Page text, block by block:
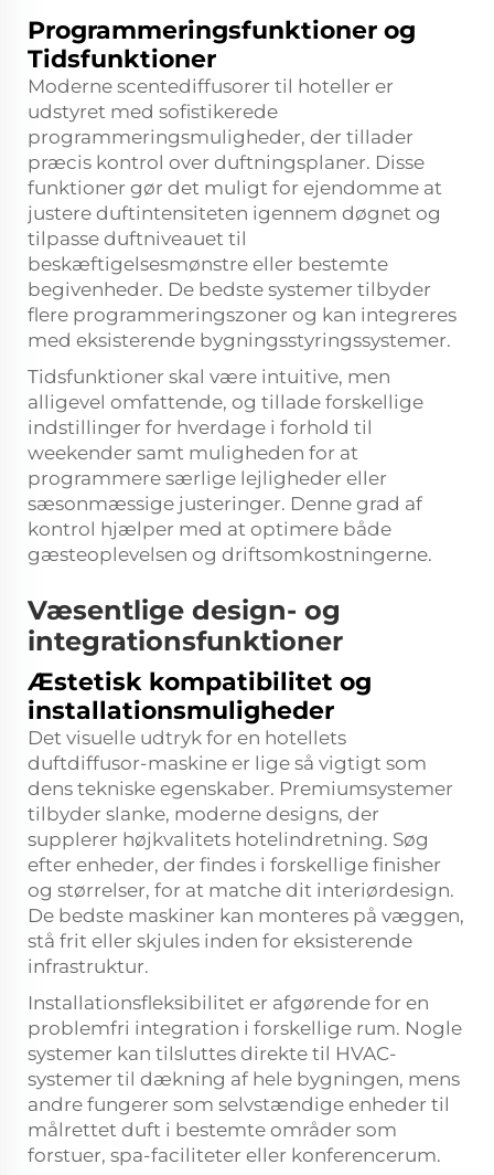
Programmeringsfunktioner og
Tidsfunktioner
Moderne scentediffusorer til hoteller er
udstyret med sofistikerede
programmeringsmuligheder, der tillader
præcis kontrol over duftningsplaner. Disse
funktioner gør det muligt for ejendomme at
justere duftintensiteten igennem døgnet og
tilpasse duftniveauet til
beskæftigelsesmønstre eller bestemte
begivenheder. De bedste systemer tilbyder
flere programmeringszoner og kan integreres
med eksisterende bygningsstyringssystemer.
Tidsfunktioner skal være intuitive, men
alligevel omfattende, og tillade forskellige
indstillinger for hverdage i forhold til
weekender samt muligheden for at
programmere særlige lejligheder eller
sæsonmæssige justeringer. Denne grad af
kontrol hjælper med at optimere både
gæsteoplevelsen og driftsomkostningerne.
Væsentlige design- og
integrationsfunktioner
Æstetisk kompatibilitet og
installationsmuligheder
Det visuelle udtryk for en hotellets
duftdiffusor-maskine er lige så vigtigt som
dens tekniske egenskaber. Premiumsystemer
tilbyder slanke, moderne designs, der
supplerer højkvalitets hotelindretning. Søg
efter enheder, der findes i forskellige finisher
og størrelser, for at matche dit interiørdesign.
De bedste maskiner kan monteres på væggen,
stå frit eller skjules inden for eksisterende
infrastruktur.
Installationsfleksibilitet er afgørende for en
problemfri integration i forskellige rum. Nogle
systemer kan tilsluttes direkte til HVAC-
systemer til dækning af hele bygningen, mens
andre fungerer som selvstændige enheder til
målrettet duft i bestemte områder som
forstuer, spa-faciliteter eller konferencerum.